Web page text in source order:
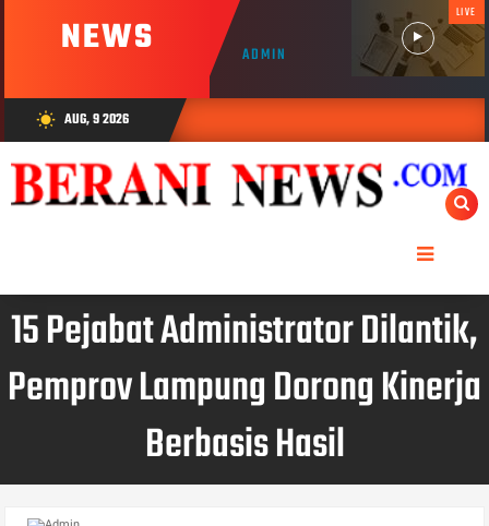
NEWS ADMIN
LIVE
wb_sunny AUG, 9 2026
15 Pejabat Administrator Dilantik,
Pemprov Lampung Dorong Kinerja
Berbasis Hasil